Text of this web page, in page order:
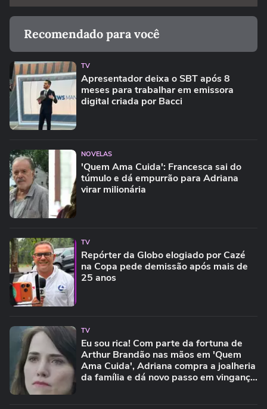
Recomendado para você
TV
Apresentador deixa o SBT após 8
meses para trabalhar em emissora
digital criada por Bacci
NOVELAS
'Quem Ama Cuida': Francesca sai do
túmulo e dá empurrão para Adriana
virar milionária
TV
Repórter da Globo elogiado por Cazé
na Copa pede demissão após mais de
25 anos
TV
Eu sou rica! Com parte da fortuna de
Arthur Brandão nas mãos em 'Quem
Ama Cuida', Adriana compra a joalheria
da família e dá novo passo em vingança